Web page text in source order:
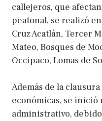
callejeros, que
peatonal, se realizó
Cruz Acatlán, Tercer
Mateo, Bosques de
Occipaco, Lomas de
Además de la
económicas, se
administrativo,